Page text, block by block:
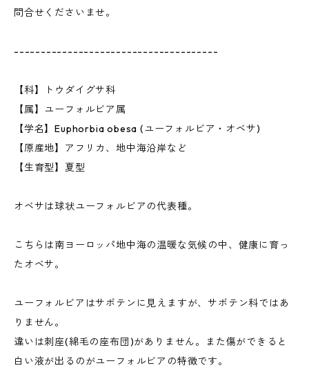
問合せくださいませ。
--------------------------------------
【科】トウダイグサ科
【属】ユーフォルビア属
【学名】Euphorbia obesa (ユーフォルビア・オベサ)
【原産地】アフリカ、地中海沿岸など
【生育型】夏型
オベサは球状ユーフォルビアの代表種。
こちらは南ヨーロッパ地中海の温暖な気候の中、健康に育っ
たオベサ。
ユーフォルビアはサボテンに見えますが、サボテン科ではあ
りません。
違いは刺座(綿毛の座布団)がありません。また傷ができると
白い液が出るのがユーフォルビアの特徴です。